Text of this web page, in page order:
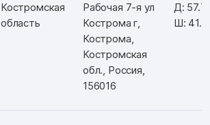
Костромская
область
Рабочая 7-я ул
Кострома г,
Кострома,
Костромская
обл., Россия,
156016
Д:
Ш: